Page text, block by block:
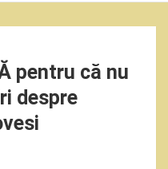
pentru că nu
despre